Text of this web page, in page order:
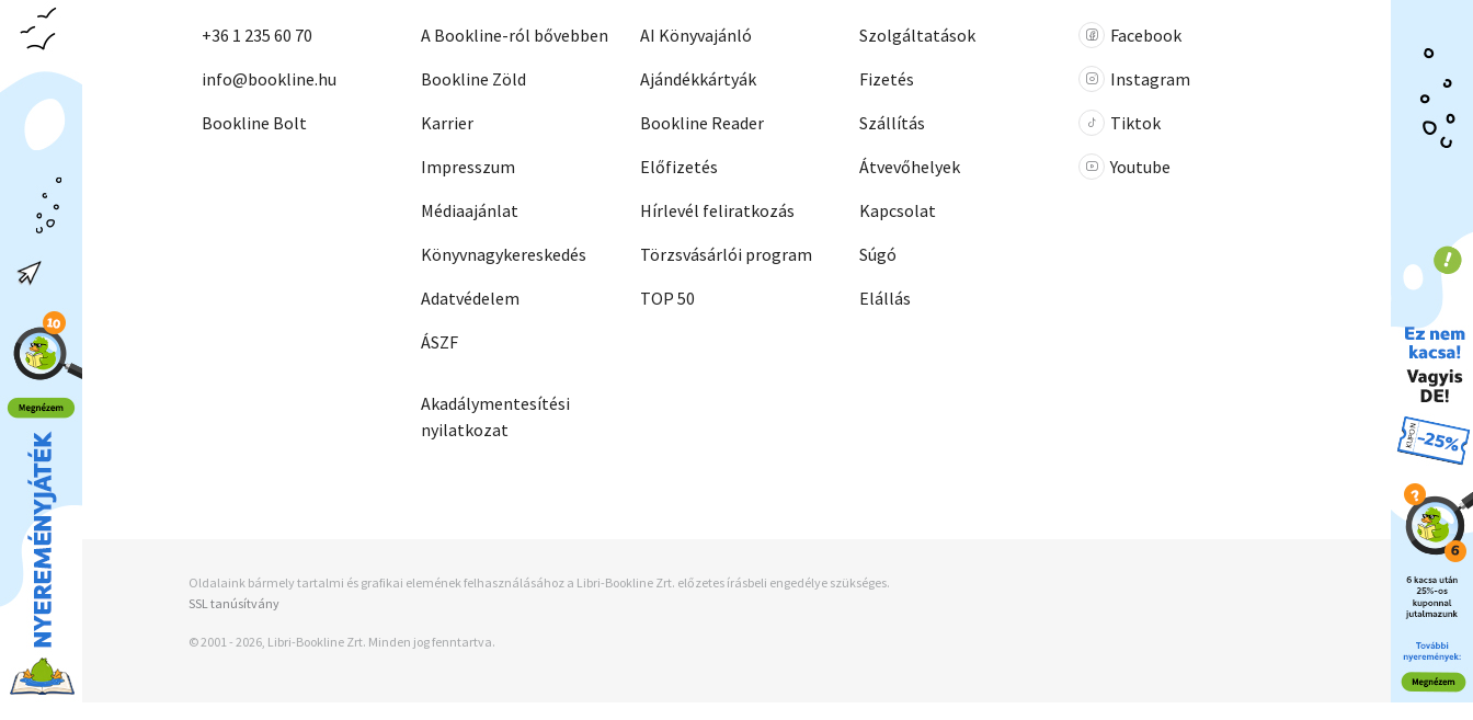
+36 1 235 60 70
info@bookline.hu
Bookline Bolt
A Bookline-ról bővebben
Bookline Zöld
Karrier
Impresszum
Médiaajánlat
Könyvnagykereskedés
Adatvédelem
ÁSZF
Akadálymentesítési
nyilatkozat
AI Könyvajánló
Ajándékkártyák
Bookline Reader
Előfizetés
Hírlevél feliratkozás
Törzsvásárlói program
TOP 50
Szolgáltatások
Fizetés
Szállítás
Átvevőhelyek
Kapcsolat
Súgó
Elállás
Facebook
Instagram
Tiktok
Youtube
Oldalaink bármely tartalmi és grafikai elemének felhasználásához a Libri-Bookline Zrt. előzetes írásbeli engedélye szükséges.
SSL tanúsítvány
© 2001 - 2026, Libri-Bookline Zrt. Minden jog fenntartva.